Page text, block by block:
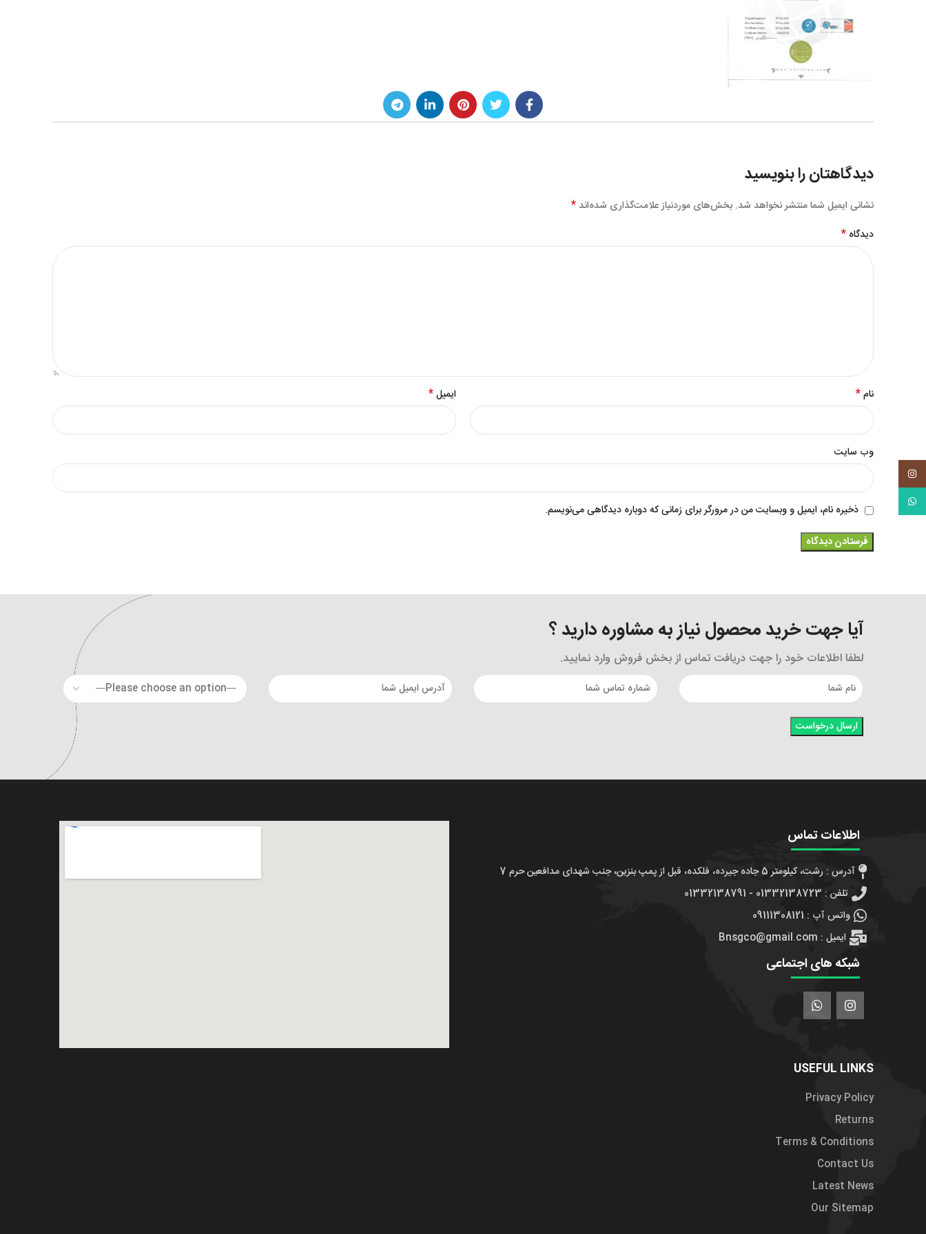
دیدگاهتان را بنویسید
نشانی ایمیل شما منتشر نخواهد شد. بخش‌های موردنیاز علامت‌گذاری شده‌اند*
دیدگاه *
نام* ایمیل*
وب‌ سایت
ذخیره نام، ایمیل و وبسایت من در مرورگر برای زمانی که دوباره دیدگاهی می‌نویسم.
آیا جهت خرید محصول نیاز به مشاوره دارید ؟
لطفا اطلاعات خود را جهت دریافت تماس از بخش فروش وارد نمایید.
اطلاعات تماس
آدرس : رشت، کیلومتر 5 جاده جیرده، فلکده، قبل از پمپ بنزین، جنب شهدای مدافعین حرم 7
تلفن : 01332138723 - 01332138791
واتس آپ : 09111308121
ایمیل : Bnsgco@gmail.com
شبکه های اجتماعی
USEFUL LINKS
Privacy Policy
Returns
Terms & Conditions
Contact Us
Latest News
Our Sitemap
Instagram
WhatsApp